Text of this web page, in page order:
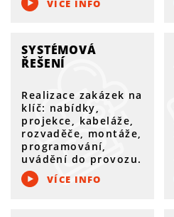
VÍCE INFO
SYSTÉMOVÁ
ŘEŠENÍ
Realizace zakázek na
klíč: nabídky,
projekce, kabeláže,
rozvaděče, montáže,
programování,
uvádění do provozu.
VÍCE INFO